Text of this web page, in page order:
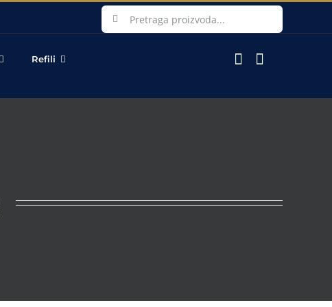
Search
for:
Refili